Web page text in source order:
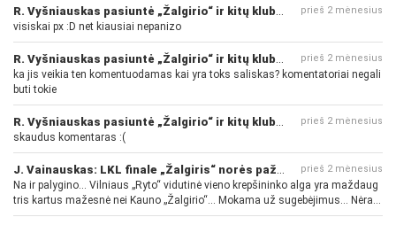
prieš 2 mėnesius
visiskai px :D net kiausiai nepanizo
prieš 2 mėnesius
ka jis veikia ten komentuodamas kai yra toks saliskas? komentatoriai negali
buti tokie
prieš 2 mėnesius
skaudus komentaras :(
prieš 2 mėnesius
Na ir palygino... Vilniaus „Ryto“ vidutinė vieno krepšininko alga yra maždaug
tris kartus mažesnė nei Kauno „Žalgirio“... Mokama už sugebėjimus... Nėra
pinigų - nėra gerų žaidėjų...